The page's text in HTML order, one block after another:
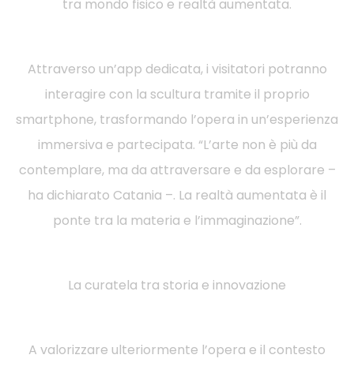
tra mondo fisico e realtà aumentata.
Attraverso un’app dedicata, i visitatori potranno
interagire con la scultura tramite il proprio
smartphone, trasformando l’opera in un’esperienza
immersiva e partecipata. “L’arte non è più da
contemplare, ma da attraversare e da esplorare –
ha dichiarato Catania –. La realtà aumentata è il
ponte tra la materia e l’immaginazione”.
La curatela tra storia e innovazione
A valorizzare ulteriormente l’opera e il contesto